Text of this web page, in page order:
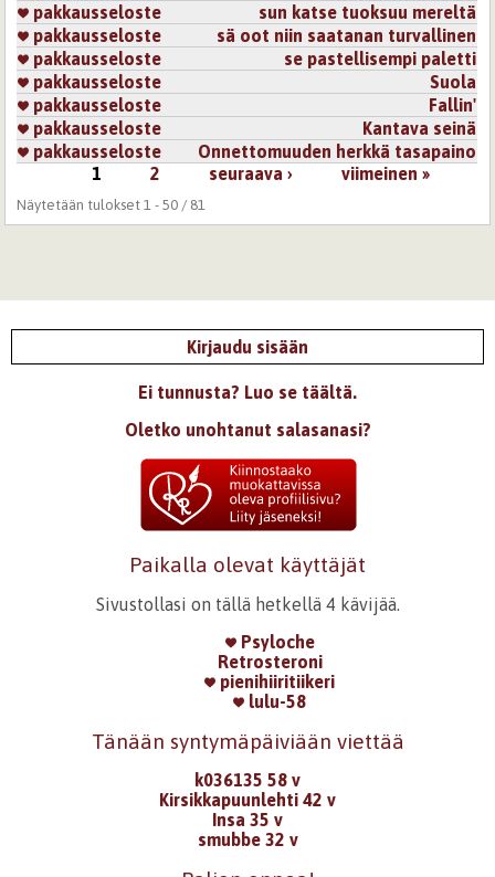
pakkausseloste
sun katse tuoksuu mereltä
pakkausseloste
sä oot niin saatanan turvallinen
pakkausseloste
se pastellisempi paletti
pakkausseloste
Suola
pakkausseloste
Fallin'
pakkausseloste
Kantava seinä
pakkausseloste
Onnettomuuden herkkä tasapaino
1 2 seuraava › viimeinen »
Näytetään tulokset 1 - 50 / 81
Kirjaudu sisään
Ei tunnusta? Luo se täältä.
Oletko unohtanut salasanasi?
Paikalla olevat käyttäjät
Sivustollasi on tällä hetkellä 4 kävijää.
Psyloche
Retrosteroni
pienihiiritiikeri
lulu-58
Tänään syntymäpäiviään viettää
k036135 58 v
Kirsikkapuunlehti 42 v
Insa 35 v
smubbe 32 v